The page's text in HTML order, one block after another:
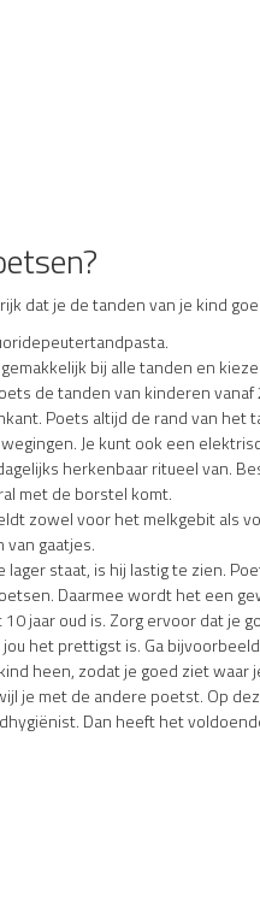
dat je de tanden van je kind
bij alle tanden en
de tanden van kinderen vanaf
Poets altijd de rand van het
Je kunt ook een
herkenbaar ritueel van.
met de borstel komt.
zowel voor het melkgebit als
gaatjes.
staat, is hij lastig te zien.
Daarmee wordt het een
jaar oud is. Zorg ervoor dat je
het prettigst is. Ga
heen, zodat je goed ziet
je met de andere poetst. Op
Dan heeft het